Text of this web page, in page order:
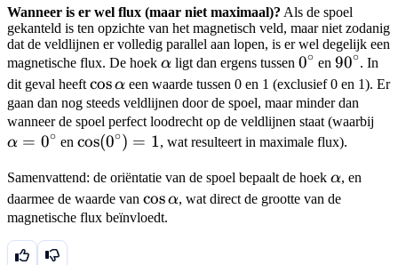
Wanneer is er wel flux (maar niet maximaal)? Als de spoel
gekanteld is ten opzichte van het magnetisch veld, maar niet zodanig
dat de veldlijnen er volledig parallel aan lopen, is er wel degelijk een
magnetische flux. De hoek \alpha
α ligt dan ergens tussen0^\circ
0∘ en90^\circ
90∘. In
dit geval heeft \cos
\alpha
cosα een waarde tussen 0 en 1 (exclusief 0 en 1). Er
gaan dan nog steeds veldlijnen door de spoel, maar minder dan
wanneer de spoel perfect loodrecht op de veldlijnen staat (waarbij
α = 0∘ en \cos(0^\circ)
cos(0∘) = 1, wat resulteert in maximale flux).
Samenvattend: de oriëntatie van de spoel bepaalt de hoek \alpha
α, en
daarmee de waarde van \cos
\alpha
cosα, wat direct de grootte van de
magnetische flux beïnvloedt.